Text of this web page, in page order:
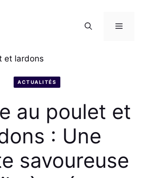
Menu
ACTUALITÉS
au poulet et
: Une
savoureuse